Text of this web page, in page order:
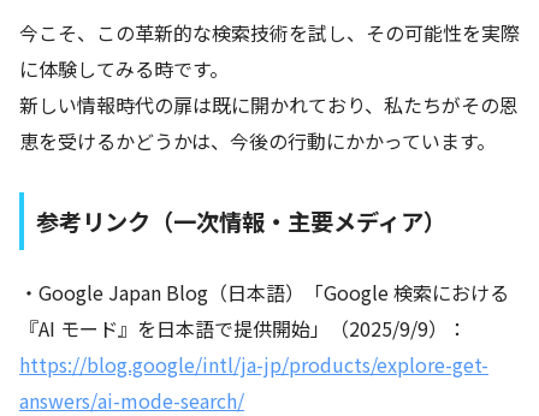
今こそ、この革新的な検索技術を試し、その可能性を実際
に体験してみる時です。
新しい情報時代の扉は既に開かれており、私たちがその恩
恵を受けるかどうかは、今後の行動にかかっています。
参考リンク（一次情報・主要メディア）
・Google Japan Blog（日本語）「Google 検索における
『AI モード』を日本語で提供開始」（2025/9/9）：
https://blog.google/intl/ja-jp/products/explore-get-
answers/ai-mode-search/